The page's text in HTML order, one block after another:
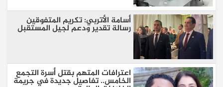
أسامة الأتربي: تكريم المتفوقين
رسالة تقدير ودعم لجيل المستقبل
اعترافات المتهم بقتل أسرة التجمع
الخامس.. تفاصيل جديدة في جريمة